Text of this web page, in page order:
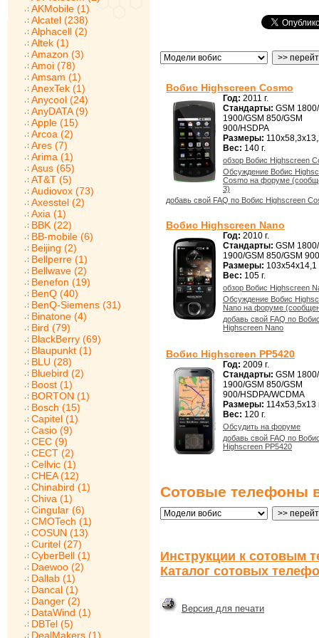
AKMobile (1)
Alcatel (238)
Alphacell (2)
Altek (1)
Amazon (3)
Amoi (78)
Amsam (1)
AnexTek (1)
Anycool (24)
AnyDATA (9)
Apple (15)
Arcoa (2)
Ares (7)
Arima (1)
Asus (65)
AT&T (5)
Audiovox (73)
Axesstel (2)
Axia (1)
BBK (22)
BB-mobile (6)
Beijing (2)
Bellperre (1)
Bellwave (2)
Benefon (19)
BenQ (40)
BenQ-Siemens (31)
Binatone (4)
Bird (79)
BlackBerry (69)
Blaupunkt (1)
BLU (28)
Bluebird (2)
Boost (1)
BORTON (1)
Bosch (15)
Capitel (1)
Casio (9)
CEC (9)
CECT (2)
Cellvic (1)
CHEA (12)
Chinabird (1)
Chiva (1)
Cingular (6)
CMOTech (1)
COSUN (13)
Curitel (27)
CyberBell (1)
Daewoo (2)
Dallab (1)
Dancal (1)
Danger (2)
DataWind (1)
DBTel (5)
DealMakers (1)
Вобис Highscreen Cosmo
Год: 2011 г.
Стандарты: GSM
1900/GSM 850/GSM
900/HSDPA
Размеры:
Вес: 140 г.
обзор Вобис Highscreen
Обсуждение Вобис
Cosmo на форуме
3)
добавь свой FAQ по Вобис Highscreen
Вобис Highscreen Nano
Год: 2010 г.
Стандарты: GSM
1900/GSM 850/GSM 900
Размеры:
Вес: 105 г.
обзор Вобис Highscreen
Обсуждение Вобис
Nano на форуме
добавь свой FAQ по
Highscreen Nano
Вобис Highscreen PP5420
Год: 2009 г.
Стандарты: GSM
1900/GSM 850/GSM
900/HSDPA/WCDMA
Размеры:
Вес: 120 г.
Обсудить на форуме
добавь свой FAQ по
Highscreen PP5420
Сотовые телефоны
Инструкции к сотовым
Каталог сотовых
Версия для печати